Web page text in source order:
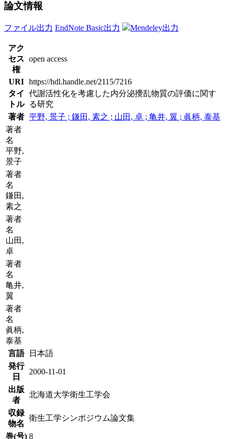
論文情報
ファイル出力 EndNote Basic出力 Mendeley出力
アク
セス
権
open access
URI https://hdl.handle.net/2115/7216
タイ
トル
代謝活性化を考慮した内分泌攪乱物質の評価に関す
る研究
著者 平野, 景子 ; 鎌田, 素之 ; 山田, 卓 ; 亀井, 翼 ; 眞柄, 泰基
著者
名
平野,
景子
著者
名
鎌田,
素之
著者
名
山田,
卓
著者
名
亀井,
翼
著者
名
眞柄,
泰基
言語
日本語
発行
日
2000-11-01
出版
者
北海道大学衛生工学会
収録
物名
衛生工学シンポジウム論文集
巻(号) 8